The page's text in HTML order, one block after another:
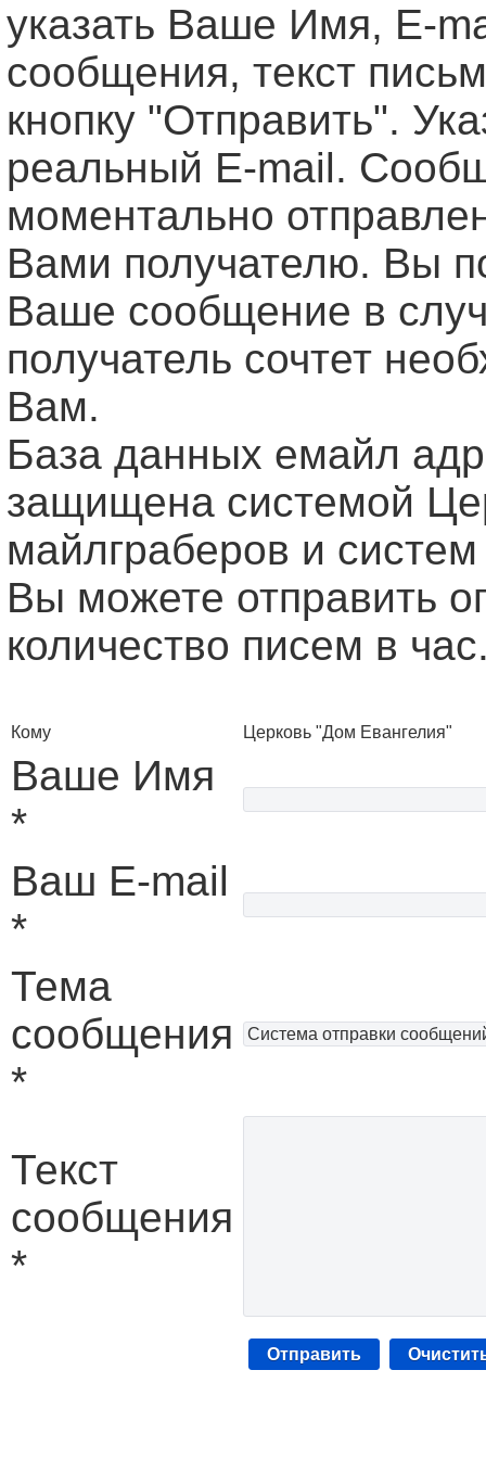
указать Ваше Имя, Е-
сообщения, текст
кнопку "Отправить".
реальный E-mail.
моментально
Вами получателю. Вы
Ваше сообщение в
получатель сочтет
Вам.
База данных емайл
защищена системой
майлграберов и
Вы можете отправить
количество писем в
Кому Церковь "Дом Евангелия"
Ваше Имя
*
Ваш E-mail
*
Тема
сообщения
*
Текст
сообщения
*